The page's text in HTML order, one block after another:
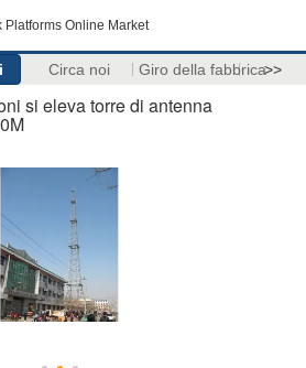
Platforms Online Market
Circa noi Giro della fabbrica>>
si eleva torre di antenna